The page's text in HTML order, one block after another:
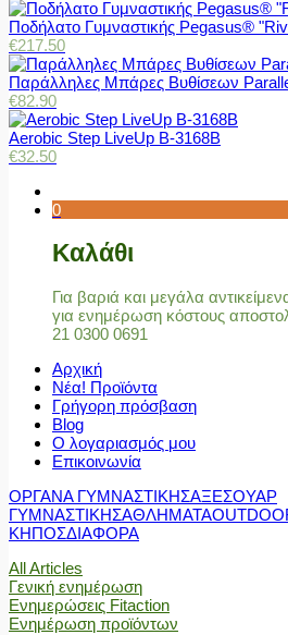
Ποδήλατο Γυμναστικής Pegasus®
€217.50
Παράλληλες Μπάρες Βυθίσεων
€82.90
Aerobic Step LiveUp B-3168B
€32.50
0
Καλάθι
Για βαριά και μεγάλα
για ενημέρωση κόστους
21 0300 0691
Αρχική
Νέα! Προϊόντα
Γρήγορη πρόσβαση
Blog
Ο λογαριασμός μου
Επικοινωνία
ΟΡΓΑΝΑ ΓΥΜΝΑΣΤΙΚΗΣΑΞΕΣΟΥΑΡ
ΓΥΜΝΑΣΤΙΚΗΣΑΘΛΗΜΑΤΑ
ΚΗΠΟΣΔΙΑΦΟΡΑ
All Articles
Γενική ενημέρωση
Ενημερώσεις Fitaction
Ενημέρωση προϊόντων